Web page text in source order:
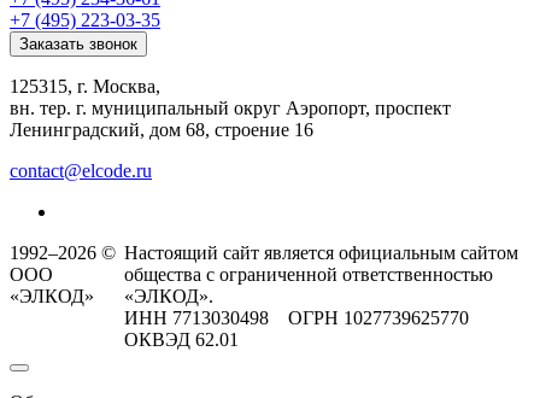
+7 (495) 223-03-35
Заказать звонок
125315, г. Москва,
вн. тер. г. муниципальный округ Аэропорт, проспект
Ленинградский, дом 68, строение 16
contact@elcode.ru
1992–2026 ©
ООО
«ЭЛКОД»
Настоящий сайт является официальным сайтом
общества с ограниченной ответственностью
«ЭЛКОД».
ИНН 7713030498 ОГРН 1027739625770
ОКВЭД 62.01